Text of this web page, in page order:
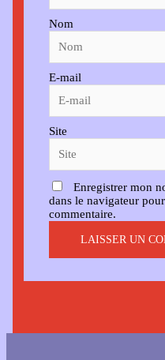
Nom
E-mail
Site
Enregistrer mon
dans le navigateur
commentaire.